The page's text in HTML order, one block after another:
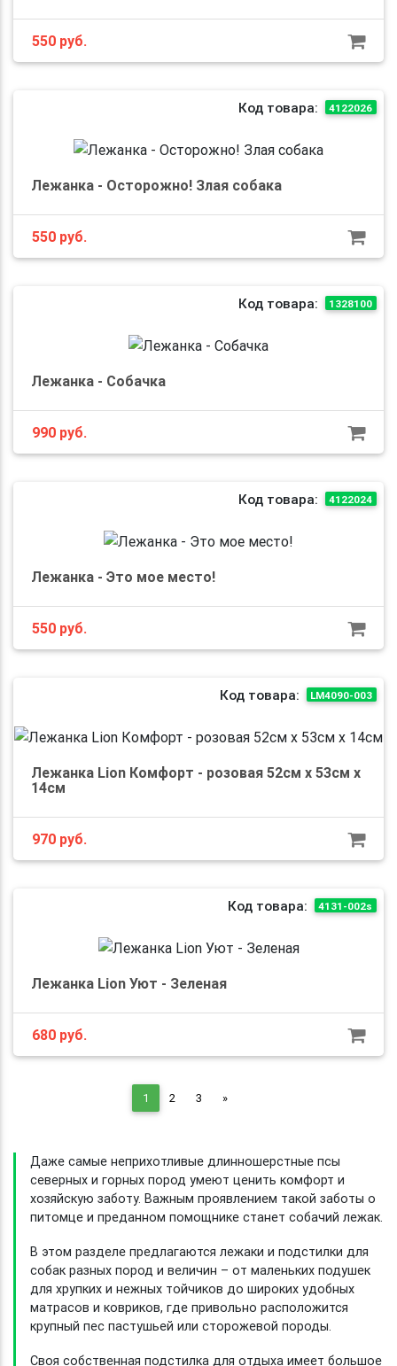
550 руб.
Код товара: 4122026
Лежанка - Осторожно! Злая собака
550 руб.
Код товара: 1328100
Лежанка - Собачка
990 руб.
Код товара: 4122024
Лежанка - Это мое место!
550 руб.
Код товара: LM4090-003
Лежанка Lion Комфорт - розовая 52см x 53см x
14см
970 руб.
Код товара: 4131-002s
Лежанка Lion Уют - Зеленая
680 руб.
1 2 3 »Next
Даже самые неприхотливые длинношерстные псы
северных и горных пород умеют ценить комфорт и
хозяйскую заботу. Важным проявлением такой заботы о
питомце и преданном помощнике станет собачий лежак.
В этом разделе предлагаются лежаки и подстилки для
собак разных пород и величин – от маленьких подушек
для хрупких и нежных тойчиков до широких удобных
матрасов и ковриков, где привольно расположится
крупный пес пастушьей или сторожевой породы.
Своя собственная подстилка для отдыха имеет большое